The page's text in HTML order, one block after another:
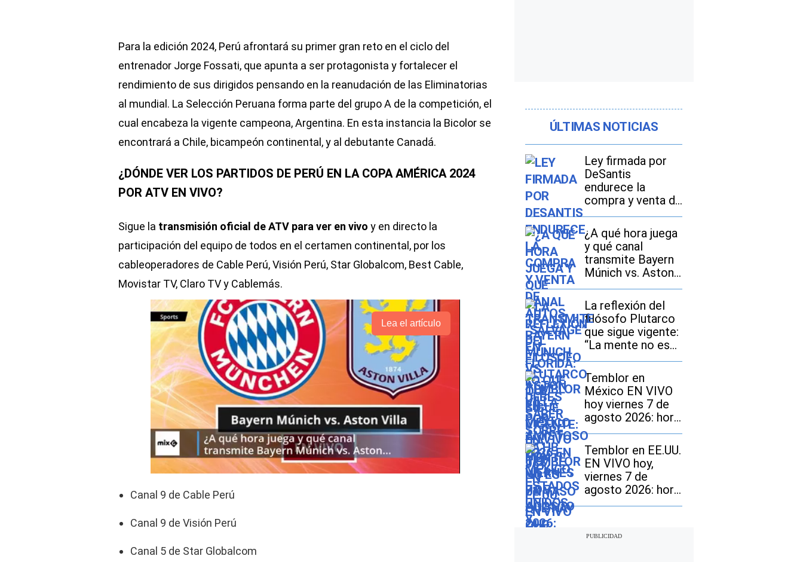
Para la edición 2024, Perú afrontará su primer gran reto en el ciclo del
entrenador Jorge Fossati, que apunta a ser protagonista y fortalecer el
rendimiento de sus dirigidos pensando en la reanudación de las Eliminatorias
al mundial. La Selección Peruana forma parte del grupo A de la competición, el
cual encabeza la vigente campeona, Argentina. En esta instancia la Bicolor se
encontrará a Chile, bicampeón continental, y al debutante Canadá.
¿DÓNDE VER LOS PARTIDOS DE PERÚ EN LA COPA AMÉRICA 2024
POR ATV EN VIVO?
Sigue la transmisión oficial de ATV para ver en vivo y en directo la
participación del equipo de todos en el certamen continental, por los
cableoperadores de Cable Perú, Visión Perú, Star Globalcom, Best Cable,
Movistar TV, Claro TV y Cablemás.
Lea el artículo
Canal 9 de Cable Perú
Canal 9 de Visión Perú
Canal 5 de Star Globalcom
ÚLTIMAS NOTICIAS
Ley firmada por
DeSantis
endurece la
compra y venta de
autos “salvage” en
Florida: lo que
debes saber sobre
la HB 961
¿A qué hora juega
y qué canal
transmite Bayern
Múnich vs. Aston
Villa por amistoso
2026 en México,
Estados Unidos y
España?
La reflexión del
filósofo Plutarco
que sigue vigente:
“La mente no es
un vaso que hay
que llenar, sino un
fuego que hay que
encender”
Temblor en
México EN VIVO
hoy viernes 7 de
agosto 2026: hora
exacta, magnitud y
dónde fue el
epicentro del
último
Temblor en EE.UU.
EN VIVO hoy,
viernes 7 de
agosto 2026: hora
exacta, magnitud y
último sismo